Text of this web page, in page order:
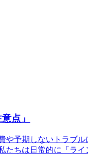
点」
や予期しないトラブ
たちは日常的に「ラ